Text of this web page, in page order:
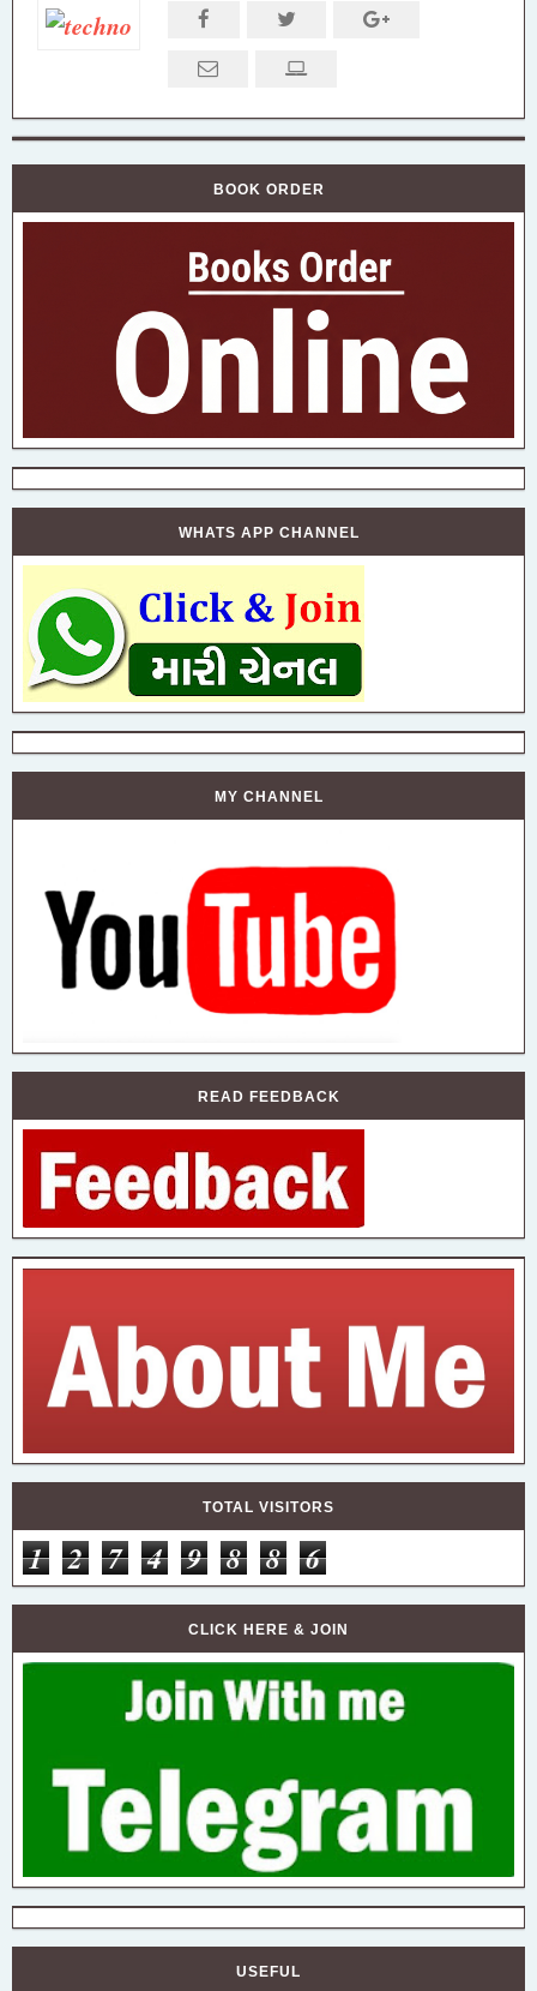
BOOK ORDER
WHATS APP CHANNEL
MY CHANNEL
READ FEEDBACK
TOTAL VISITORS
1 2 7 4 9 8 8 6
CLICK HERE & JOIN
USEFUL